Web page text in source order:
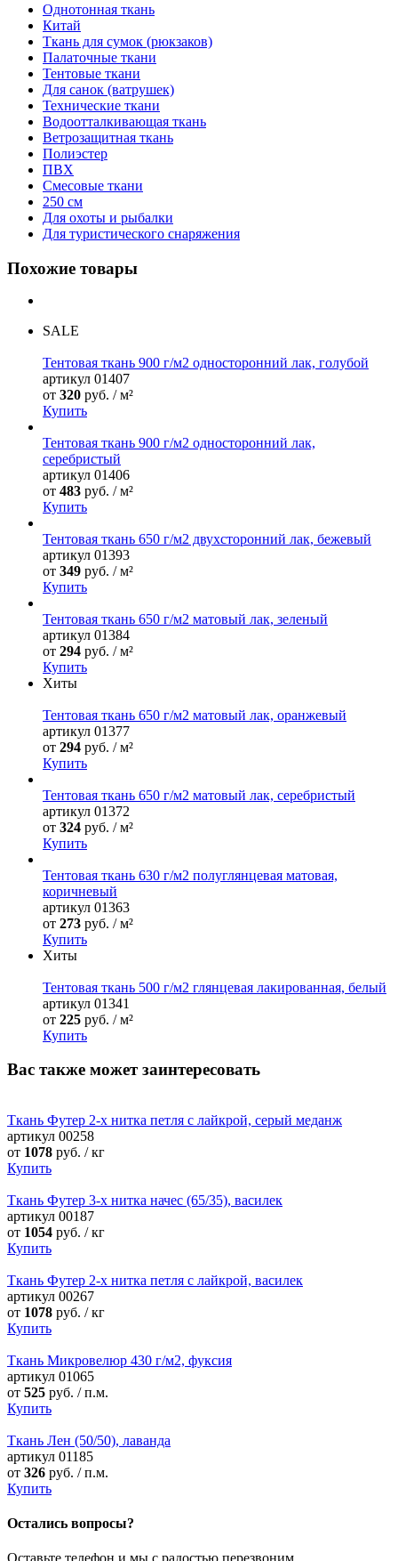
Однотонная ткань
Китай
Ткань для сумок (рюкзаков)
Палаточные ткани
Тентовые ткани
Для санок (ватрушек)
Технические ткани
Водоотталкивающая ткань
Ветрозащитная ткань
Полиэстер
ПВХ
Смесовые ткани
250 см
Для охоты и рыбалки
Для туристического снаряжения
Похожие товары
SALE
Тентовая ткань 900 г/м2 односторонний лак, голубой
артикул 01407
от 320 руб. / м²
Купить
Тентовая ткань 900 г/м2 односторонний лак,
серебристый
артикул 01406
от 483 руб. / м²
Купить
Тентовая ткань 650 г/м2 двухсторонний лак, бежевый
артикул 01393
от 349 руб. / м²
Купить
Тентовая ткань 650 г/м2 матовый лак, зеленый
артикул 01384
от 294 руб. / м²
Купить
Хиты
Тентовая ткань 650 г/м2 матовый лак, оранжевый
артикул 01377
от 294 руб. / м²
Купить
Тентовая ткань 650 г/м2 матовый лак, серебристый
артикул 01372
от 324 руб. / м²
Купить
Тентовая ткань 630 г/м2 полуглянцевая матовая,
коричневый
артикул 01363
от 273 руб. / м²
Купить
Хиты
Тентовая ткань 500 г/м2 глянцевая лакированная, белый
артикул 01341
от 225 руб. / м²
Купить
Вас также может заинтересовать
Ткань Футер 2-х нитка петля с лайкрой, серый меданж
артикул 00258
от 1078 руб. / кг
Купить
Ткань Футер 3-х нитка начес (65/35), василек
артикул 00187
от 1054 руб. / кг
Купить
Ткань Футер 2-х нитка петля с лайкрой, василек
артикул 00267
от 1078 руб. / кг
Купить
Ткань Микровелюр 430 г/м2, фуксия
артикул 01065
от 525 руб. / п.м.
Купить
Ткань Лен (50/50), лаванда
артикул 01185
от 326 руб. / п.м.
Купить
Остались вопросы?